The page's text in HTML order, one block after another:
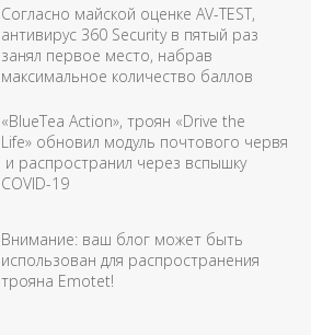
Согласно майской оценке AV-TEST,
антивирус 360 Security в пятый раз
занял первое место, набрав
максимальное количество баллов
«BlueTea Action», троян «Drive the
Life» обновил модуль почтового червя
и распространил через вспышку
COVID-19
Внимание: ваш блог может быть
использован для распространения
трояна Emotet!